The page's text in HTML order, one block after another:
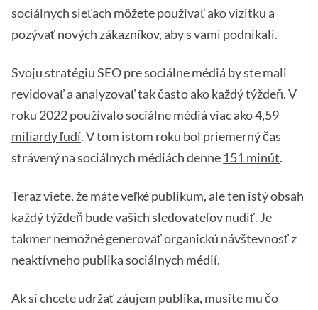
sociálnych sieťach môžete používať ako vizitku a
pozývať nových zákazníkov, aby s vami podnikali.
Svoju stratégiu SEO pre sociálne médiá by ste mali
revidovať a analyzovať tak často ako každý týždeň. V
roku 2022používalo sociálne médiáviac ako4,59
miliardy ľudí. V tom istom roku bol priemerný čas
strávený na sociálnych médiách denne 151 minút.
Teraz viete, že máte veľké publikum, ale ten istý obsah
každý týždeň bude vašich sledovateľov nudiť. Je
takmer nemožné generovať organickú návštevnosť z
neaktívneho publika sociálnych médií.
Ak si chcete udržať záujem publika, musíte mu čo